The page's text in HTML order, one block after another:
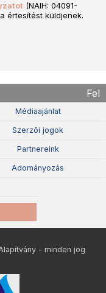
(NAIH: 04091-
értesítést küldjenek.
Fel
Médiaajánlat
Szerzõi jogok
Partnereink
Adományozás
- minden jog